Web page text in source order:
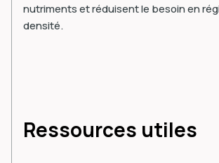
nutriments et réduisent le besoin en
densité.
Ressources utiles